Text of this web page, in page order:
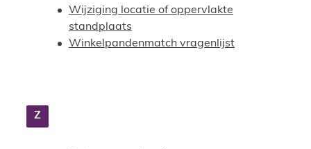
Wijziging locatie of oppervlakte
standplaats
Winkelpandenmatch vragenlijst
Z